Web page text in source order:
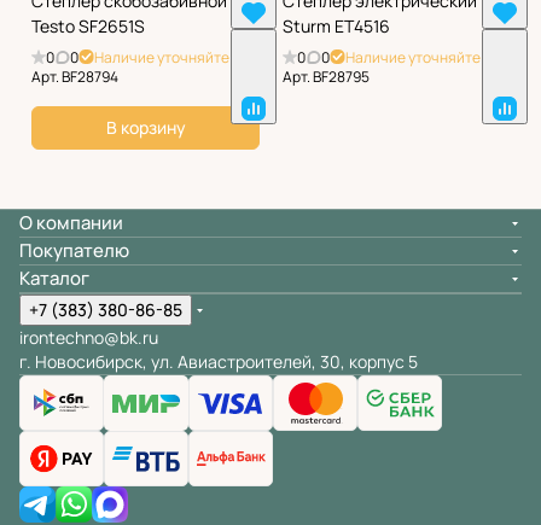
Testo SF2651S
0 0
Наличие уточняйте
Арт.BF28794
В корзину
Sturm ET4516
0 0
Наличие уточняйте
Арт.BF28795
О компании
Покупателю
Каталог
+7 (383) 380-86-85
irontechno@bk.ru
г. Новосибирск, ул. Авиастроителей, 30, корпус 5